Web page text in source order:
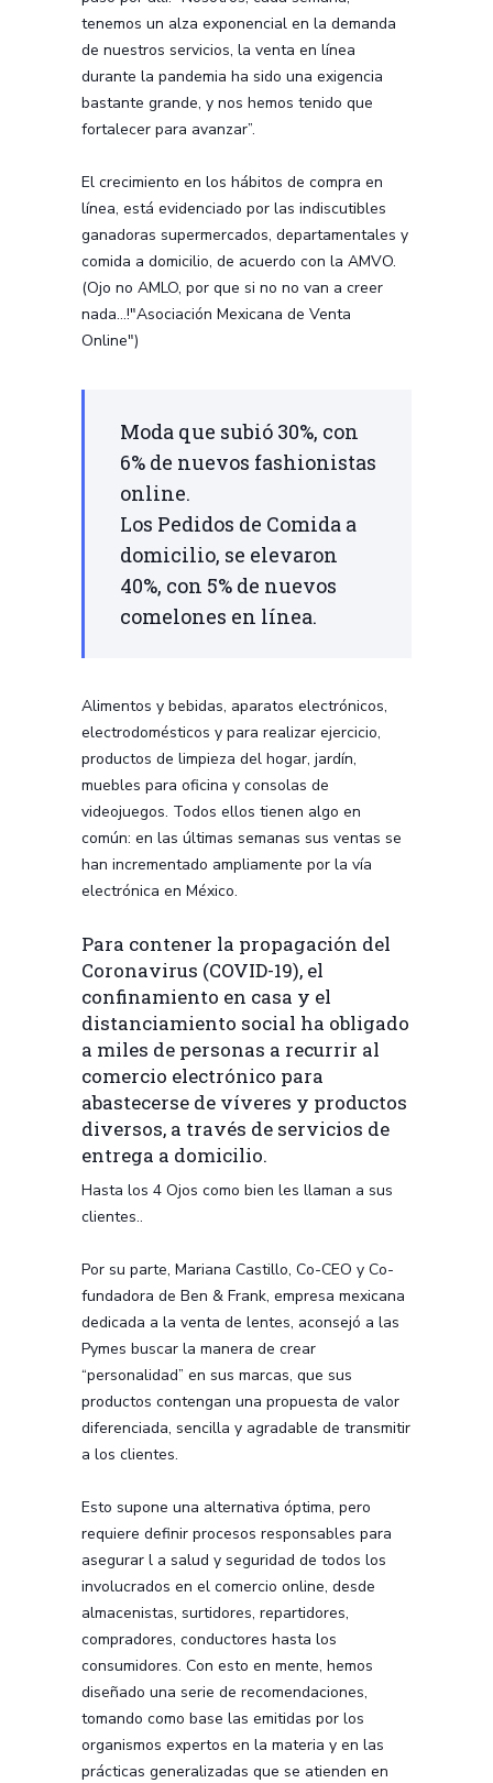
tenemos un alza exponencial en la demanda
de nuestros servicios, la venta en línea
durante la pandemia ha sido una exigencia
bastante grande, y nos hemos tenido que
fortalecer para avanzar”.
El crecimiento en los hábitos de compra en
línea, está evidenciado por las indiscutibles
ganadoras supermercados, departamentales y
comida a domicilio, de acuerdo con la AMVO.
(Ojo no AMLO, por que si no no van a creer
nada...!"Asociación Mexicana de Venta
Online")
Moda que subió 30%, con
6% de nuevos fashionistas
online.
Los Pedidos de Comida a
domicilio, se elevaron
40%, con 5% de nuevos
comelones en línea.
Alimentos y bebidas, aparatos electrónicos,
electrodomésticos y para realizar ejercicio,
productos de limpieza del hogar, jardín,
muebles para oficina y consolas de
videojuegos. Todos ellos tienen algo en
común: en las últimas semanas sus ventas se
han incrementado ampliamente por la vía
electrónica en México.
Para contener la propagación del
Coronavirus (COVID-19), el
confinamiento en casa y el
distanciamiento social ha obligado
a miles de personas a recurrir al
comercio electrónico para
abastecerse de víveres y productos
diversos, a través de servicios de
entrega a domicilio.
Hasta los 4 Ojos como bien les llaman a sus
clientes..
Por su parte, Mariana Castillo, Co-CEO y Co-
fundadora de Ben & Frank, empresa mexicana
dedicada a la venta de lentes, aconsejó a las
Pymes buscar la manera de crear
“personalidad” en sus marcas, que sus
productos contengan una propuesta de valor
diferenciada, sencilla y agradable de transmitir
a los clientes.
Esto supone una alternativa óptima, pero
requiere definir procesos responsables para
asegurar l a salud y seguridad de todos los
involucrados en el comercio online, desde
almacenistas, surtidores, repartidores,
compradores, conductores hasta los
consumidores. Con esto en mente, hemos
diseñado una serie de recomendaciones,
tomando como base las emitidas por los
organismos expertos en la materia y en las
prácticas generalizadas que se atienden en